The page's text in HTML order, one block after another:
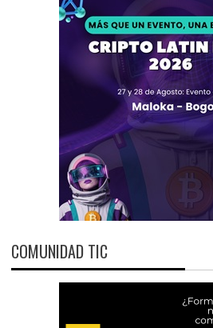
COMUNIDAD TIC